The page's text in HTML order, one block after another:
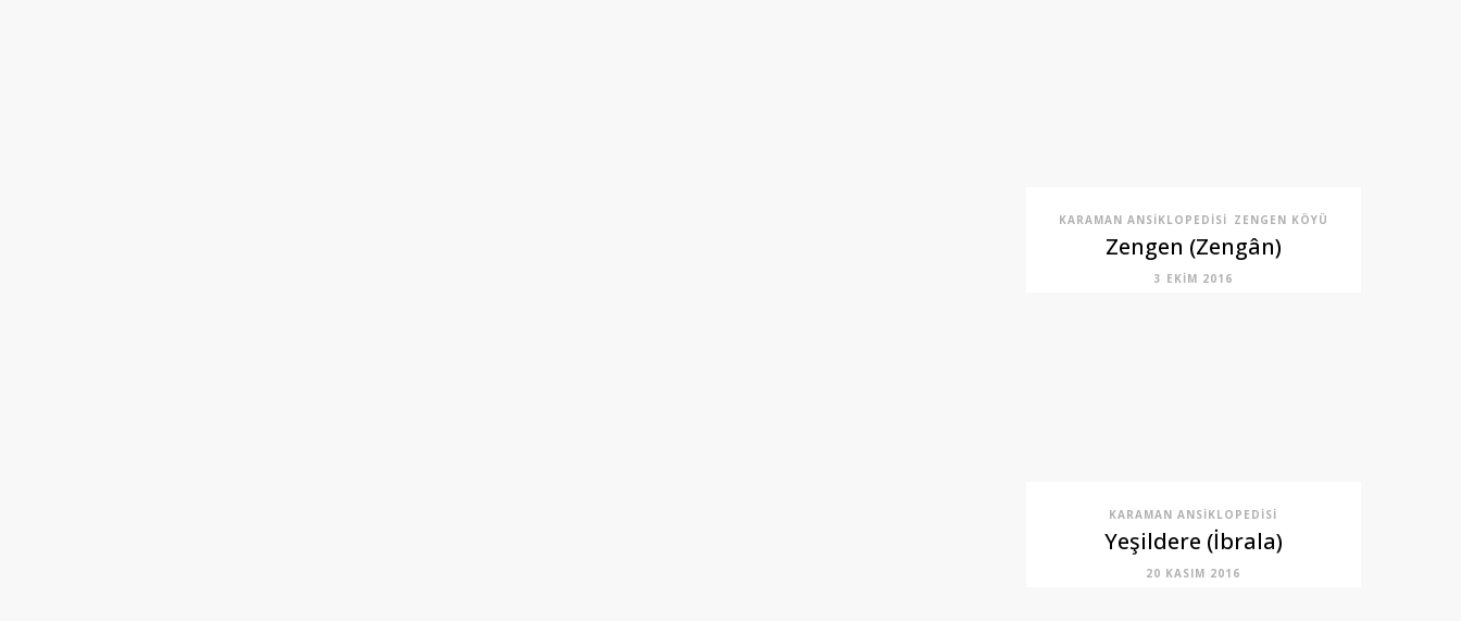
KARAMAN ANSIKLOPEDISI ZENGEN KÖYÜ
Zengen (Zengân)
3 EKIM 2016
KARAMAN ANSIKLOPEDISI
Yeşildere (İbrala)
20 KASIM 2016